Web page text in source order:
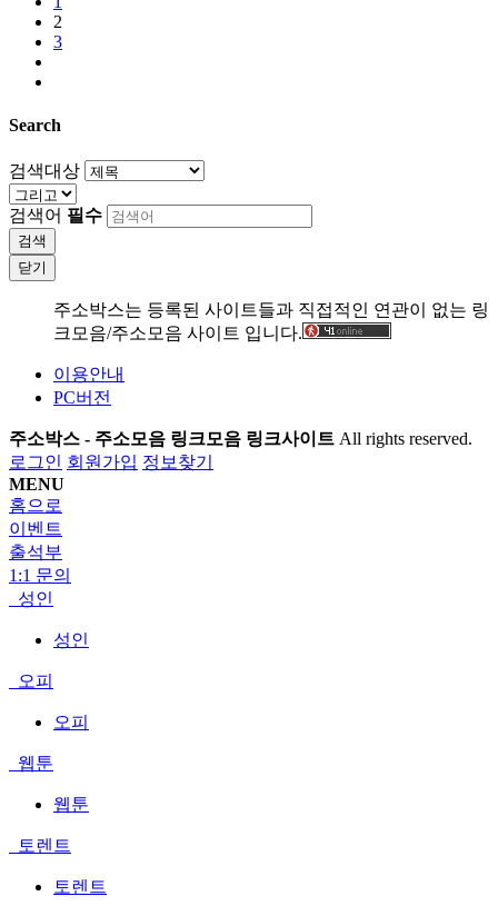
2
3
Search
검색대상
검색어 필수
검색
닫기
주소박스는 등록된 사이트들과 직접적인 연관이 없는 링
크모음/주소모음 사이트 입니다.
이용안내
PC버전
주소박스 - 주소모음 링크모음 링크사이트 All rights reserved.
로그인 회원가입 정보찾기
MENU
홈으로
이벤트
출석부
1:1 문의
성인
성인
오피
오피
웹툰
웹툰
토렌트
토렌트